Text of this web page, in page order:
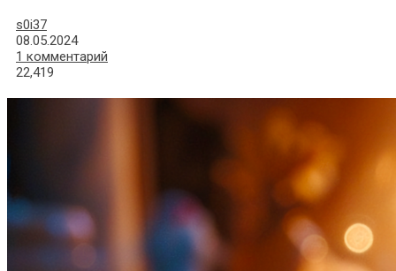
s0i37
08.05.2024
1 комментарий
22,419